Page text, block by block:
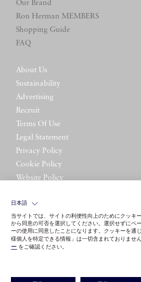
Our Brand
Ron Herman MEMBERS
Shopping Guide
FAQ
About Us
Sustainability
Advertising
Recruit
Terms Of Use
Legal Statement
Privacy Policy
Cookie Policy
Website Policy
日本語
当サイトでは、サイトの利便性向上のためにクッキ
から同意の可否を選択してください。選択せずにペ
ーの使用に同意したことになります。クッキーを通
様個人を特定できる情報」は一切含まれておりませ
ー をご確認ください。